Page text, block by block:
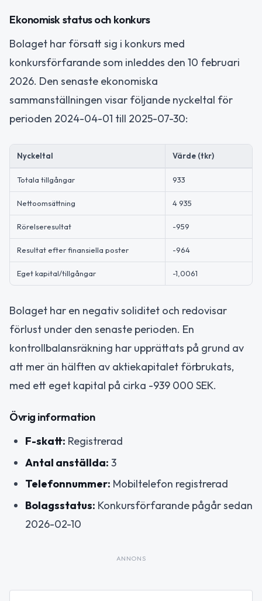
Ekonomisk status och konkurs
Bolaget har försatt sig i konkurs med
konkursförfarande som inleddes den 10 februari
2026. Den senaste ekonomiska
sammanställningen visar följande nyckeltal för
perioden 2024-04-01 till 2025-07-30:
Nyckeltal Värde (tkr)
Totala tillgångar 933
Nettoomsättning 4 935
Rörelseresultat -959
Resultat efter finansiella poster -964
Eget kapital/tillgångar -1,0061
Bolaget har en negativ soliditet och redovisar
förlust under den senaste perioden. En
kontrollbalansräkning har upprättats på grund av
att mer än hälften av aktiekapitalet förbrukats,
med ett eget kapital på cirka -939 000 SEK.
Övrig information
F-skatt: Registrerad
Antal anställda: 3
Telefonnummer: Mobiltelefon registrerad
Bolagsstatus: Konkursförfarande pågår sedan
2026-02-10
ANNONS